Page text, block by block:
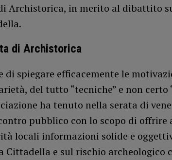
Archistorica, in merito al dibattito
di Archistorica
di spiegare efficacemente le
del tutto “tecniche” e non certo
ha tenuto nella serata di
pubblico con lo scopo di offrire
locali informazioni solide e
Cittadella e sul rischio archeologico